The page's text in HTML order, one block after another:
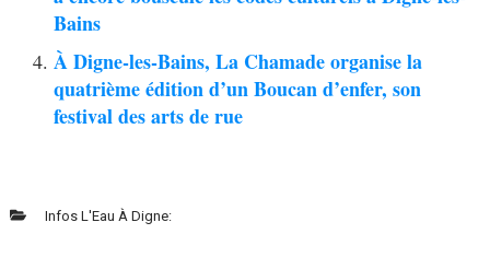
Bains
À Digne-les-Bains, La Chamade organise la
quatrième édition d’un Boucan d’enfer, son
festival des arts de rue
Infos L'Eau À Digne: